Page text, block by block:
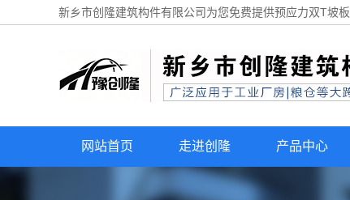
新乡市创隆建筑构件有限公司为您免费提供预应力双T坡板
网站首页 走进创隆 产品中心